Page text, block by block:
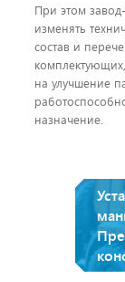
При этом
изменять
состав и
на улучшение
назначение.